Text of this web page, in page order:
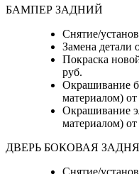
БАМПЕР ЗАДНИЙ
Снятие/
Замена детали
Покраска
руб.
Окрашивание
материалом)
Окрашивание
материалом)
ДВЕРЬ БОКОВАЯ